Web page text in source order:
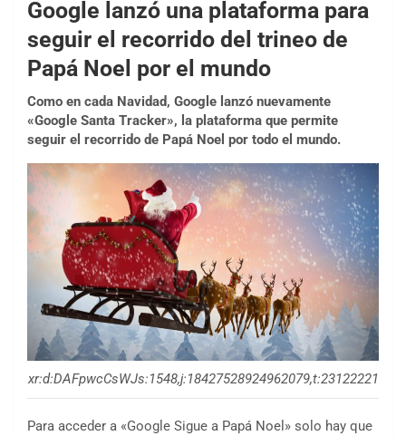
Google lanzó una plataforma para
seguir el recorrido del trineo de
Papá Noel por el mundo
Como en cada Navidad, Google lanzó nuevamente
«Google Santa Tracker», la plataforma que permite
seguir el recorrido de Papá Noel por todo el mundo.
xr:d:DAFpwcCsWJs:1548,j:18427528924962079,t:23122221
Para acceder a «Google Sigue a Papá Noel» solo hay que